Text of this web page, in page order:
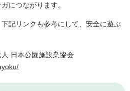
につながります。
記リンクも参考にして、安全に遊ぶ
日本公園施設業協会